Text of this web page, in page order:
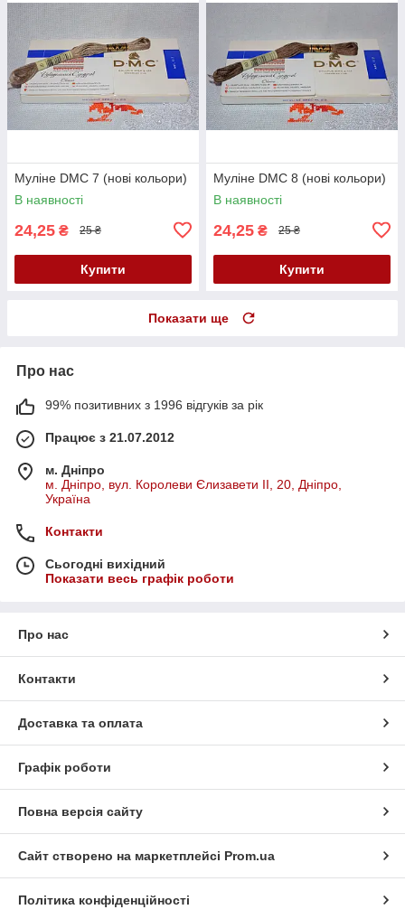
Муліне DMC 7 (нові кольори)
В наявності
24,25 ₴ 25 ₴
Купити
Муліне DMC 8 (нові кольори)
В наявності
24,25 ₴ 25 ₴
Купити
Показати ще
Про нас
99% позитивних з 1996 відгуків за рік
Працює з 21.07.2012
м. Дніпро
м. Дніпро, вул. Королеви Єлизавети ІІ, 20, Дніпро,
Україна
Контакти
Сьогодні вихідний
Показати весь графік роботи
Про нас
Контакти
Доставка та оплата
Графік роботи
Повна версія сайту
Сайт створено на маркетплейсі Prom.ua
Політика конфіденційності